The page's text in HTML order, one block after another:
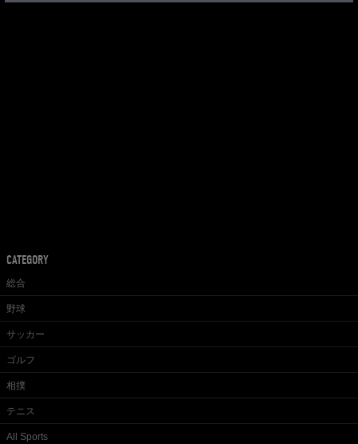
CATEGORY
総合
野球
サッカー
ゴルフ
相撲
テニス
All Sports